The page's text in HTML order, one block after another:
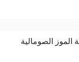
الموز الصومالية